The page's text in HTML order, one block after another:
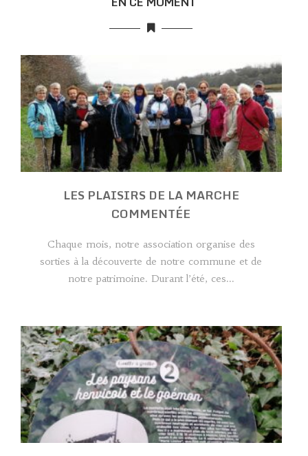
LES PLAISIRS DE LA MARCHE
COMMENTÉE
Chaque mois, notre association organise des
sorties à la découverte de notre commune et de
notre patrimoine. Durant l’été, ces...